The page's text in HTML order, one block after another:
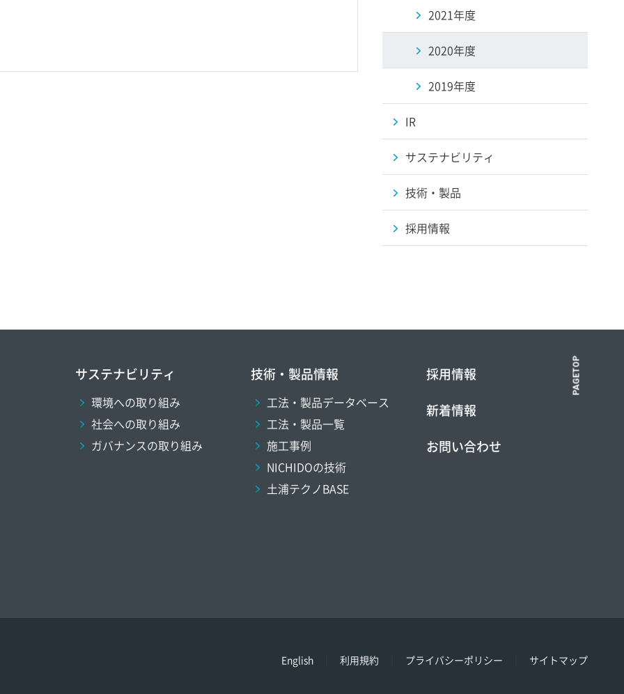
2021年度
2020年度
2019年度
IR
サステナビリティ
技術・製品
採用情報
PAGETOP
サステナビリティ
環境への取り組み
社会への取り組み
ガバナンスの取り組み
技術・製品情報
工法・製品データベース
工法・製品一覧
施工事例
NICHIDOの技術
土浦テクノBASE
採用情報
新着情報
お問い合わせ
English 利用規約 プライバシーポリシー サイトマップ